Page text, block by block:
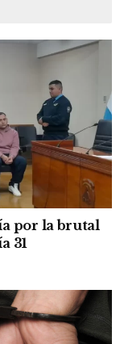
por la brutal
31